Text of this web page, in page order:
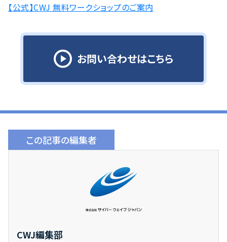
【公式】CWJ 無料ワークショップのご案内
お問い合わせはこちら
この記事の編集者
CWJ編集部